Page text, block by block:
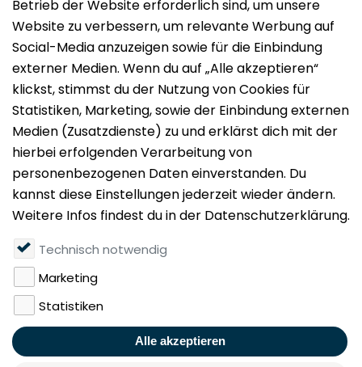
Impressum
Datenschutz
Nutzungsbedingungen
Mieten
Vermieten
Über uns
Presse
Geldwäschegesetz
Rufen Sie uns gerne an: